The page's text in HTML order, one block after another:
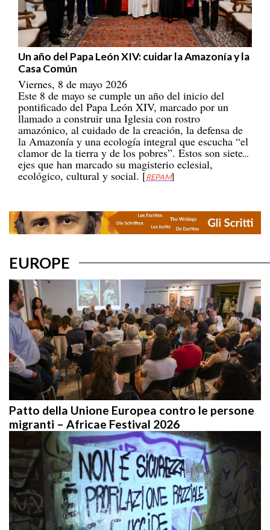
Un año del Papa León XIV: cuidar la Amazonía y la
Casa Común
Viernes, 8 de mayo 2026
Este 8 de mayo se cumple un año del inicio del
pontificado del Papa León XIV, marcado por un
llamado a construir una Iglesia con rostro
amazónico, al cuidado de la creación, la defensa de
la Amazonía y una ecología integral que escucha “el
clamor de la tierra y de los pobres”. Estos son siete
ejes que han marcado su magisterio eclesial,
ecológico, cultural y social. [REPAM]
Patto della Unione Europea contro le persone
migranti – Africae Festival 2026